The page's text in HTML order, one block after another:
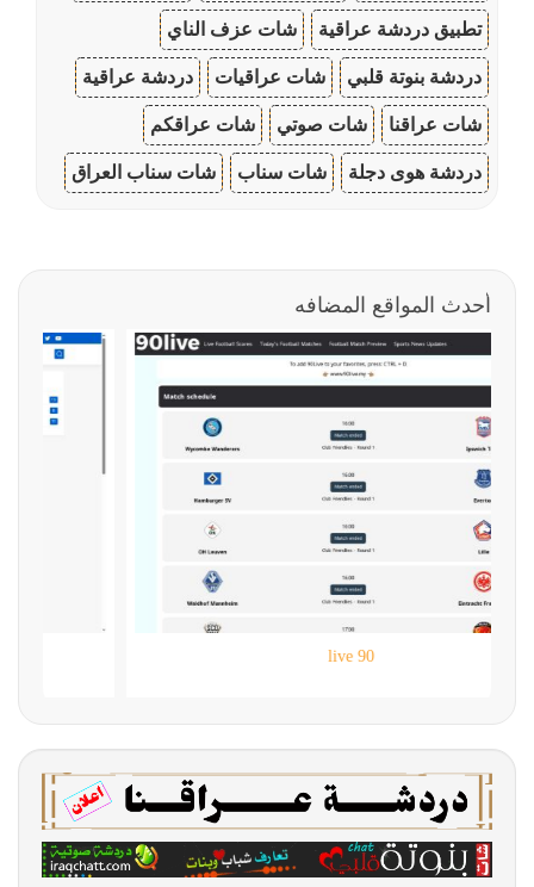
تطبيق دردشة عراقية شات عزف الناي
دردشة بنوتة قلبي شات عراقيات دردشة عراقية
شات عراقنا شات صوتي شات عراقكم
دردشة هوى دجلة شات سناب شات سناب العراق
أحدث المواقع المضافه